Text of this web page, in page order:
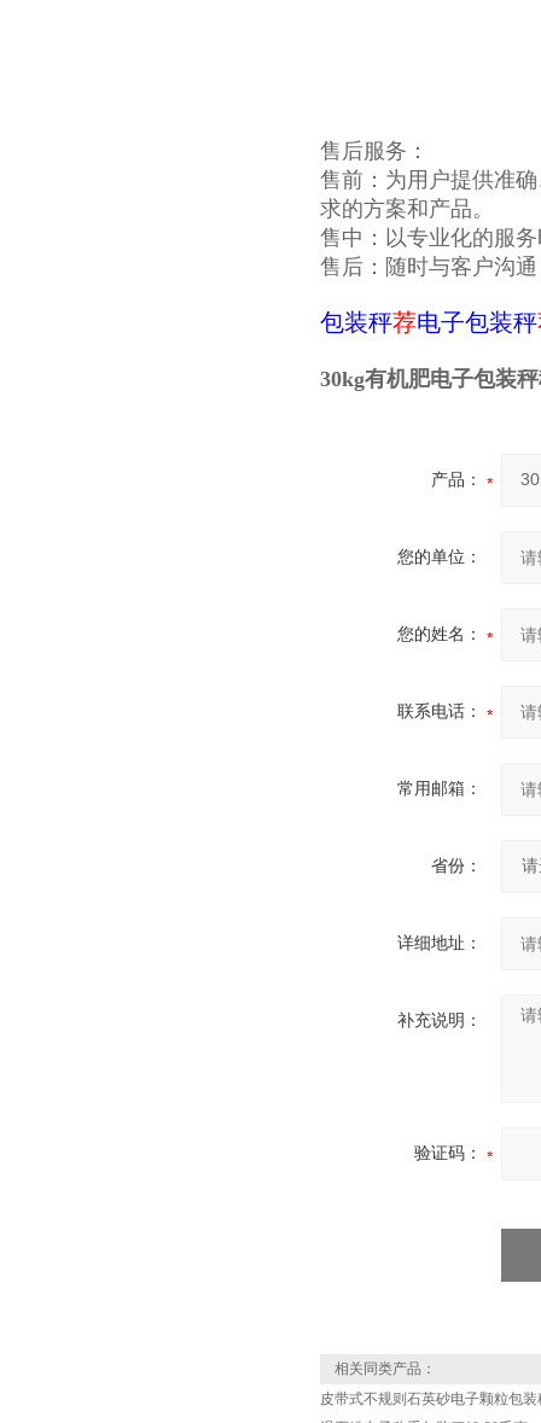
售后服务：
售前：为用户提供准
求的方案和产品。
售中：以专业化的服
售后：随时与客户沟
包装秤荐电子包装秤
30kg有机肥电子包装
产品：
您的单位：
您的姓名：
联系电话：
常用邮箱：
省份：
详细地址：
补充说明：
验证码：
相关同类产品：
皮带式不规则石英砂电子颗粒包装